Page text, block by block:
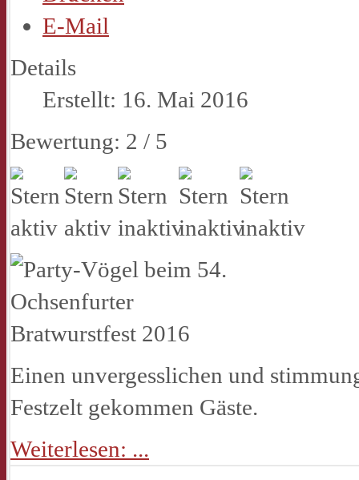
E-Mail
Details
Erstellt: 16. Mai 2016
Bewertung: 2 / 5
Einen unvergesslichen und
Festzelt gekommen Gäste.
Weiterlesen: ...